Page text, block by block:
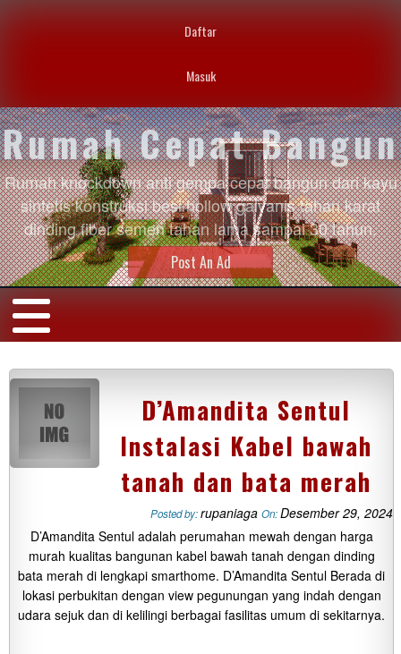
Daftar
Masuk
Rumah Cepat Bangun
Rumah knockdown anti gempa cepat bangun dari kayu
sintetis konstruksi besi hollow galvanis tahan karat
dinding fiber semen tahan lama sampai 30 tahun.
Post An Ad
D’Amandita Sentul
Instalasi Kabel bawah
tanah dan bata merah
Posted by:rupaniaga On:Desember 29, 2024
D’Amandita Sentul adalah perumahan mewah dengan harga
murah kualitas bangunan kabel bawah tanah dengan dinding
bata merah di lengkapi smarthome. D’Amandita Sentul Berada di
lokasi perbukitan dengan view pegunungan yang indah dengan
udara sejuk dan di kelilingi berbagai fasilitas umum di sekitarnya.